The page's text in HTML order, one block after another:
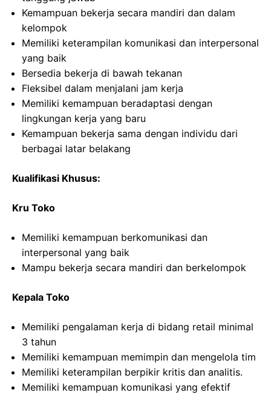
Kemampuan bekerja secara mandiri dan dalam
kelompok
Memiliki keterampilan komunikasi dan interpersonal
yang baik
Bersedia bekerja di bawah tekanan
Fleksibel dalam menjalani jam kerja
Memiliki kemampuan beradaptasi dengan
lingkungan kerja yang baru
Kemampuan bekerja sama dengan individu dari
berbagai latar belakang
Kualifikasi Khusus:
Kru Toko
Memiliki kemampuan berkomunikasi dan
interpersonal yang baik
Mampu bekerja secara mandiri dan berkelompok
Kepala Toko
Memiliki pengalaman kerja di bidang retail minimal
3 tahun
Memiliki kemampuan memimpin dan mengelola tim
Memiliki keterampilan berpikir kritis dan analitis.
Memiliki kemampuan komunikasi yang efektif